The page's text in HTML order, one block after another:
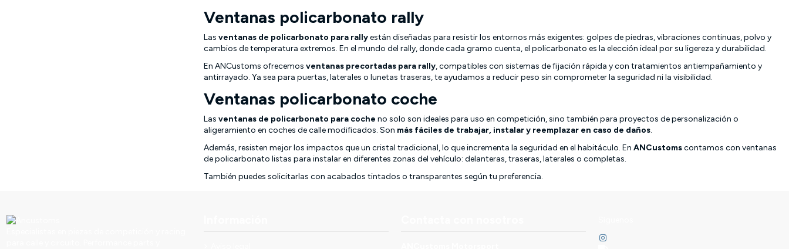
Ventanas policarbonato rally
Las ventanas de policarbonato para rallyestán diseñadas para resistir los entornos más exigentes: golpes de piedras, vibraciones continuas, polvo y
cambios de temperatura extremos. En el mundo del rally, donde cada gramo cuenta, el policarbonato es la elección ideal por su ligereza y durabilidad.
En ANCustoms ofrecemos ventanas precortadas para rally, compatibles con sistemas de fijación rápida y con tratamientos antiempañamiento y
antirrayado. Ya sea para puertas, laterales o lunetas traseras, te ayudamos a reducir peso sin comprometer la seguridad ni la visibilidad.
Ventanas policarbonato coche
Las ventanas de policarbonato para coche no solo son ideales para uso en competición, sino también para proyectos de personalización o
aligeramiento en coches de calle modificados. Son más fáciles de trabajar, instalar y reemplazar en caso de daños.
Además, resisten mejor los impactos que un cristal tradicional, lo que incrementa la seguridad en el habitáculo. En ANCustomscontamos con ventanas
de policarbonato listas para instalar en diferentes zonas del vehículo: delanteras, traseras, laterales o completas.
También puedes solicitarlas con acabados tintados o transparentes según tu preferencia.